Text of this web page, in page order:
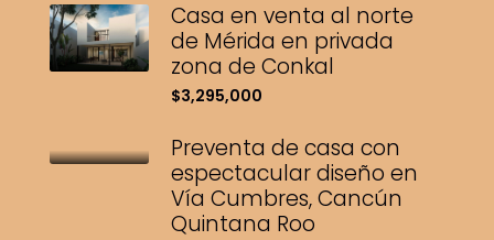
Casa en venta al norte
de Mérida en privada
zona de Conkal
$3,295,000
Preventa de casa con
espectacular diseño en
Vía Cumbres, Cancún
Quintana Roo